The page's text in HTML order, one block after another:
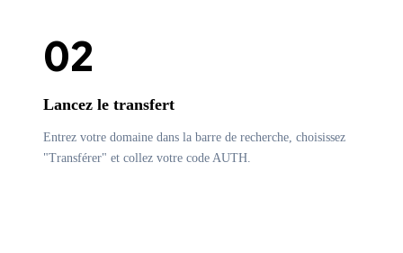
02
Lancez le transfert
Entrez votre domaine dans la barre de recherche, choisissez
"Transférer" et collez votre code AUTH.